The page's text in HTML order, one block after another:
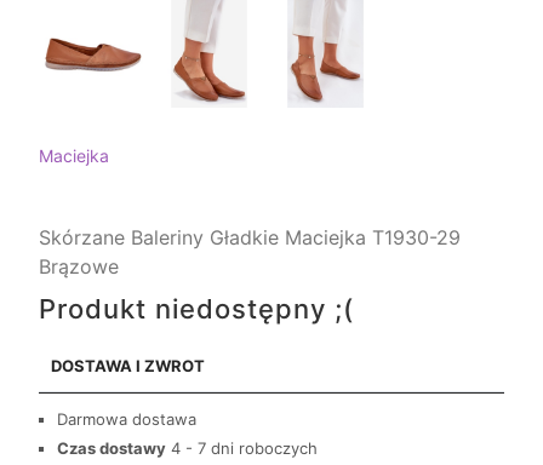
Maciejka
Skórzane Baleriny Gładkie Maciejka T1930-29
Brązowe
Produkt niedostępny ;(
DOSTAWA I ZWROT
Darmowa dostawa
Czas dostawy 4 - 7 dni roboczych